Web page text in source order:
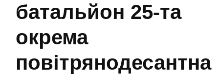
батальйон 25-та
окрема
повітрянодесантна